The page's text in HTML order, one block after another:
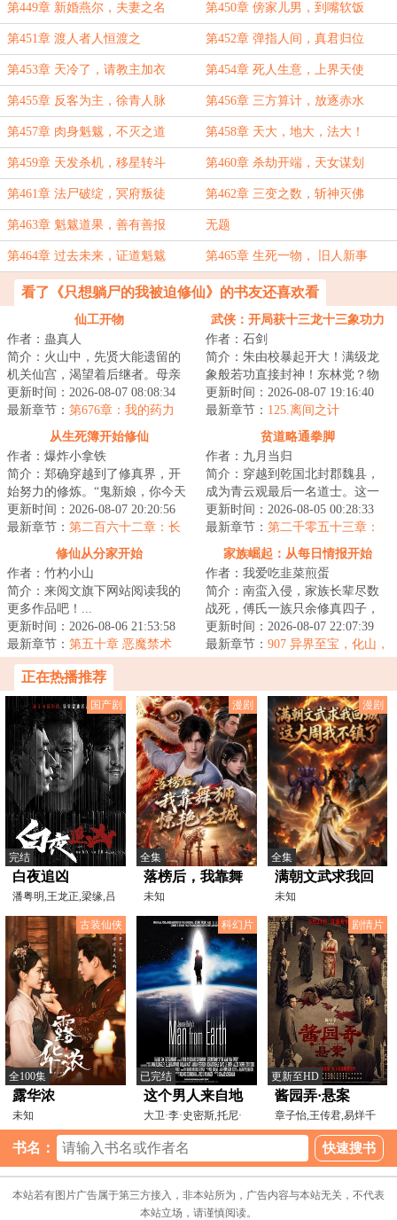
第449章 新婚燕尔，夫妻之名 第450章 傍家儿男，到嘴软饭
第451章 渡人者人恒渡之 第452章 弹指人间，真君归位
第453章 天冷了，请教主加衣 第454章 死人生意，上界天使
第455章 反客为主，徐青人脉 第456章 三方算计，放逐赤水
第457章 肉身魁魃，不灭之道 第458章 天大，地大，法大！
第459章 天发杀机，移星转斗 第460章 杀劫开端，天女谋划
第461章 法尸破绽，冥府叛徒 第462章 三变之数，斩神灭佛
第463章 魁魃道果，善有善报 无题
第464章 过去未来，证道魁魃 第465章 生死一物， 旧人新事
看了《只想躺尸的我被迫修仙》的书友还喜欢看
仙工开物
作者：蛊真人
简介：火山中，先贤大能遗留的
机关仙宫，渴望着后继者。母亲
舍命争取，获得仙宫宝印，临死
前留给了宁拙。...
更新时间：2026-08-07 08:08:34
最新章节： 第676章：我的药力
武侠：开局获十三龙十三象功力
作者：石剑
简介：朱由校暴起开大！满级龙
象般若功直接封神！东林党？物
理超度！魏忠贤？连窝端！八旗
入关？追着打到...
更新时间：2026-08-07 19:16:40
最新章节： 125.离间之计
从生死簿开始修仙
作者：爆炸小拿铁
简介：郑确穿越到了修真界，开
始努力的修炼。“鬼新娘，你今天
怎么什么都没做？”“灵石矿脉挖了
吗？”“...
更新时间：2026-08-07 20:20:56
最新章节： 第二百六十二章：长
福镇。（第二更！）
贫道略通拳脚
作者：九月当归
简介：穿越到乾国北封郡魏县，
成为青云观最后一名道士。这一
脉的道术有些难练，李言初只想
打坐炼丹，早日...
更新时间：2026-08-05 00:28:33
最新章节： 第二千零五十三章：
撼天
修仙从分家开始
作者：竹杓小山
简介：来阅文旗下网站阅读我的
更多作品吧！...
更新时间：2026-08-06 21:53:58
最新章节： 第五十章 恶魔禁术
家族崛起：从每日情报开始
作者：我爱吃韭菜煎蛋
简介：南蛮入侵，家族长辈尽数
战死，傅氏一族只余修真四子，
傅长生临危受命担任族长之位，
在家主情报系统...
更新时间：2026-08-07 22:07:39
最新章节： 907 异界至宝，化山，
正在热播推荐
国产剧
完结
白夜追凶
潘粤明,王龙正,梁缘,吕
晓霖,尹姝贻,侯雪龙,
漫剧
全集
落榜后，我靠舞
狮惊艳全城
未知
漫剧
全集
满朝文武求我回
城，这大周我不
镇了
未知
古装仙侠
全100集
露华浓
未知
科幻片
已完结
这个男人来自地
球
大卫·李·史密斯,托尼·
托德,约翰·比灵斯
剧情片
更新至HD
酱园弄·悬案
章子怡,王传君,易烊千
玺,梅婷,赵丽颖,雷佳
书名：
本站若有图片广告属于第三方接入，非本站所为，广告内容与本站无关，不代表
本站立场，请谨慎阅读。